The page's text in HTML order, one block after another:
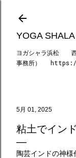
スキップ
YOGA
ヨガシャラ浜松 西
事務所） https://
5月 01, 2025
粘土でイン
陶芸インドの神様